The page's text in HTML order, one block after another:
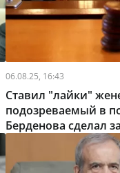
06.08.25, 16:43
Ставил "лайки"
подозреваемый в
Берденова сделал